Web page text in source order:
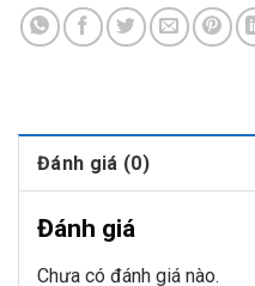
Đánh giá (0)
Đánh giá
Chưa có đánh giá nào.